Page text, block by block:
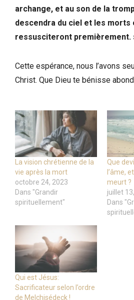
archange, et au son de la
descendra du ciel et les morts
ressusciteront premièrement.
Cette espérance, nous l’avons
Christ. Que Dieu te bénisse
La vision chrétienne de la
vie après la mort
octobre 24, 2023
Dans "Grandir
spirituellement"
Que
l’âme,
meurt ?
juillet
Dans
Qui est Jésus:
Sacrificateur selon l’ordre
de Melchisédeck !